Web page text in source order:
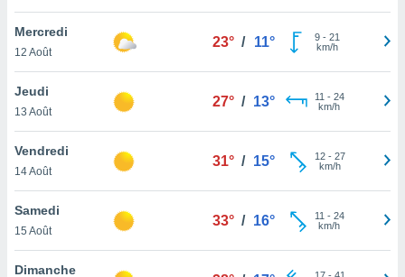
le
ainsi
un
la
du
en
Mercredi
12 Août
23° / 11° 9- 21
km/h
Jeudi
13 Août
27° / 13° 11 - 24
km/h
Vendredi
14 Août
31° / 15° 12- 27
km/h
Samedi
15 Août
33° / 16° 11 - 24
km/h
Dimanche 17- 41